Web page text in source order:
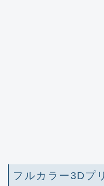
フルカラー3Dプ